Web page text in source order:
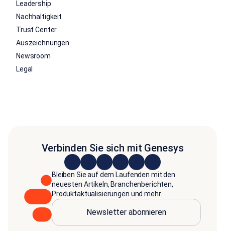
Leadership
Nachhaltigkeit
Trust Center
Auszeichnungen
Newsroom
Legal
Verbinden Sie sich mit Genesys
Bleiben Sie auf dem Laufenden mit den
neuesten Artikeln, Branchenberichten,
Produktaktualisierungen und mehr.
Newsletter abonnieren